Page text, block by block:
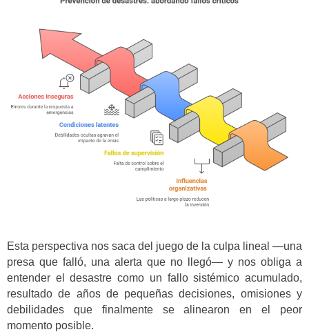
Esta perspectiva nos saca del juego de la culpa lineal —una
presa que falló, una alerta que no llegó— y nos obliga a
entender el desastre como un fallo sistémico acumulado,
resultado de años de pequeñas decisiones, omisiones y
debilidades que finalmente se alinearon en el peor
momento posible.